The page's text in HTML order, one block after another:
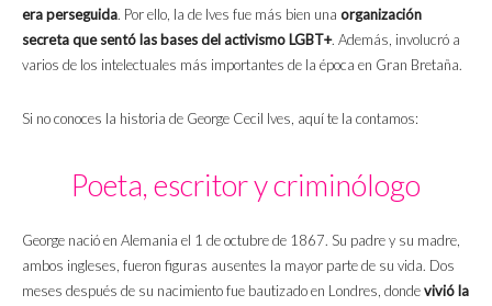
era perseguida. Por ello, la de Ives fue más bien una organización
secreta que sentó las bases del activismo LGBT+. Además, involucró a
varios de los intelectuales más importantes de la época en Gran Bretaña.
Si no conoces la historia de George Cecil Ives, aquí te la contamos:
Poeta, escritor y criminólogo
George nació en Alemania el 1 de octubre de 1867. Su padre y su madre,
ambos ingleses, fueron figuras ausentes la mayor parte de su vida. Dos
meses después de su nacimiento fue bautizado en Londres, dondevivió la